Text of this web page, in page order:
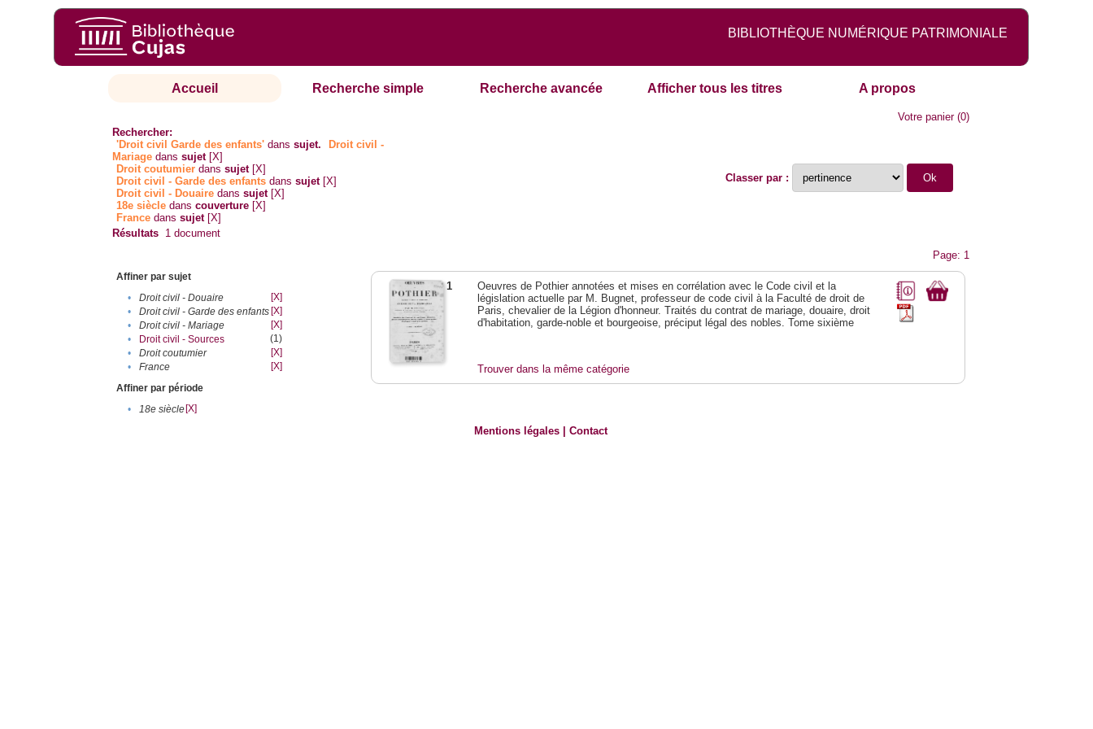
BIBLIOTHÈQUE NUMÉRIQUE PATRIMONIALE
Accueil Recherche simple Recherche avancée Afficher tous les titres A propos
Votre panier(0)
Rechercher:
'Droit civil Garde des enfants' danssujet.
Droit civil -
Mariage danssujet [X]
Droit coutumier danssujet [X]
Droit civil - Garde des enfants danssujet [X]
Droit civil - Douaire danssujet [X]
18e siècle danscouverture [X]
France danssujet [X]
Classer par :
Résultats 1 document
Page: 1
Affiner par sujet
•
Droit civil - Douaire
[X]
•
Droit civil - Garde des enfants [X]
•
Droit civil - Mariage
[X]
•
Droit civil - Sources
(1)
•
Droit coutumier
[X]
•
France
[X]
Affiner par période
•
18e siècle[X]
1
Oeuvres de Pothier annotées et mises en corrélation avec le Code civil et la
législation actuelle par M. Bugnet, professeur de code civil à la Faculté de droit de
Paris, chevalier de la Légion d'honneur. Traités du contrat de mariage, douaire, droit
d'habitation, garde-noble et bourgeoise, préciput légal des nobles. Tome sixième
Trouver dans la même catégorie
Mentions légales |Contact